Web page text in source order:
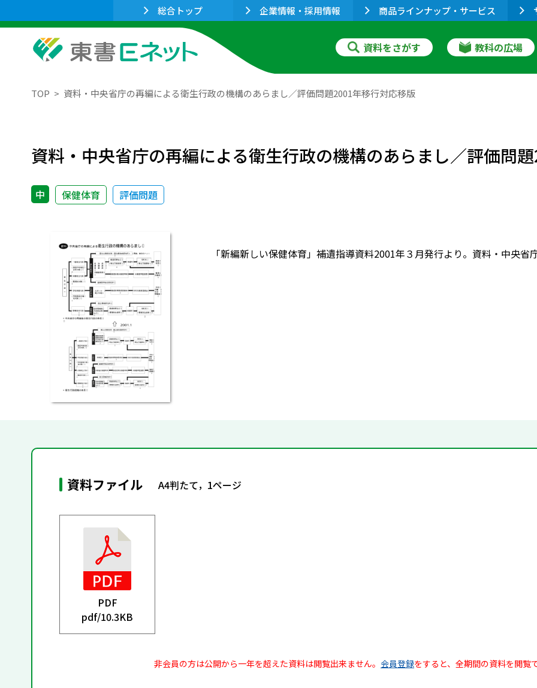
総合トップ 企業情報・採用情報 商品ラインナップ・サービス
資料をさがす 教科の広場
TOP 資料・中央省庁の再編による衛生行政の機構のあらまし／評価問題2001年移行対応移版
資料・中央省庁の再編による衛生行政の機構のあらまし／評価問
中 保健体育 評価問題
「新編新しい保健体育」補遺指導資料2001年３月発行より。資料・中央省
資料ファイル A4判たて，1ページ
PDF
pdf/10.3KB
非会員の方は公開から一年を超えた資料は閲覧出来ません。 会員登録をすると、全期間の資料を閲覧